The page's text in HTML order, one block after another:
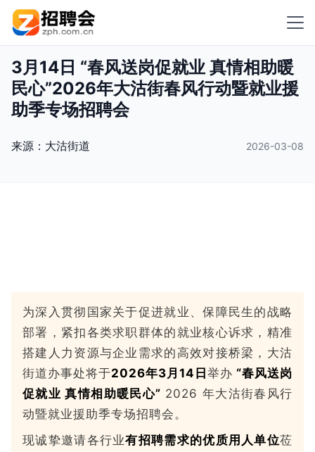
3月14日 “春风送岗促就业 真情相助暖
民心”2026年大沽街春风行动暨就业援
助季专场招聘会
来源： 大沽街道 2026-03-08
为深入贯彻国家关于促进就业、保障民生的战略
部署，紧扣各类求职群体的就业核心诉求，精准
搭建人力资源与企业需求的高效对接桥梁，大沽
街道办事处将于2026年3月14日 举办 “春风送岗
促就业 真情相助暖民心” 2026 年大沽街春风行
动暨就业援助季专场招聘会。
现诚挚邀请各行业有招聘需求的优质用人单位莅